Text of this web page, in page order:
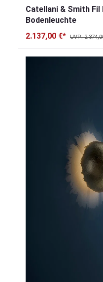
Catellani & Smith Fil
Bodenleuchte
2.137,00 €*
UVP: